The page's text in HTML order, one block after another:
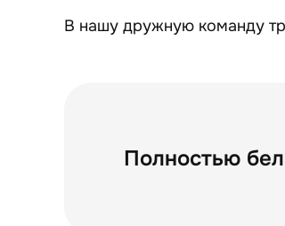
В нашу дружную команду
Полностью